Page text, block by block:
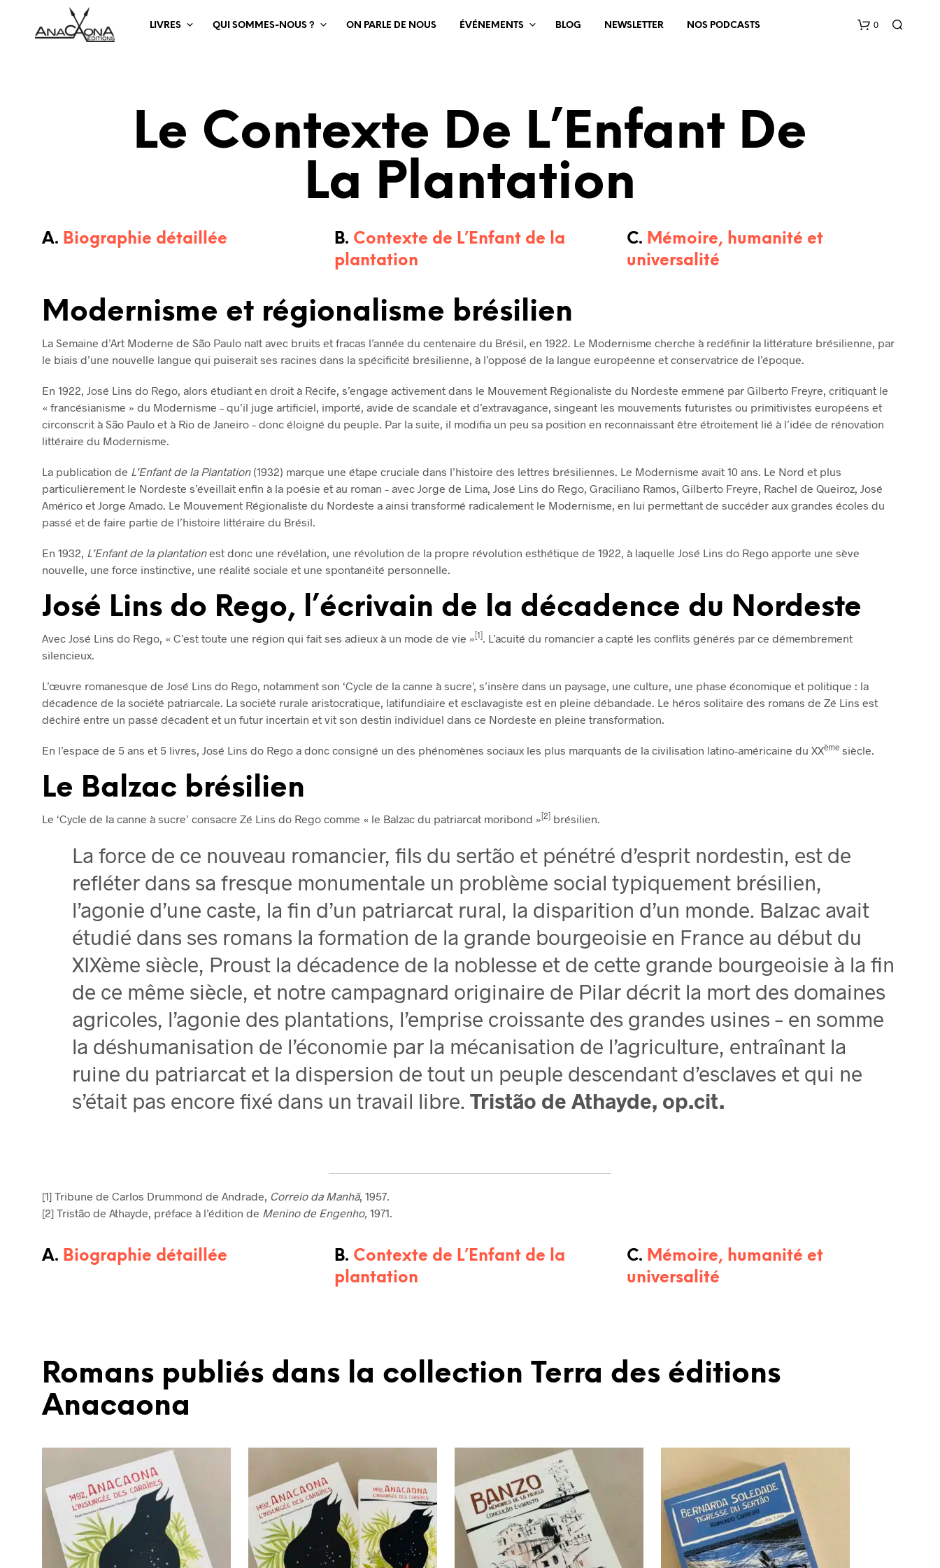
LIVRES QUI SOMMES-NOUS ? ON PARLE DE NOUS ÉVÉNEMENTS BLOG NEWSLETTER NOS PODCASTS 0
Le Contexte De L’Enfant De
La Plantation
A. Biographie détaillée B. Contexte de L’Enfant de la
plantation
C. Mémoire, humanité et
universalité
Modernisme et régionalisme brésilien
La Semaine d’Art Moderne de São Paulo naît avec bruits et fracas l’année du centenaire du Brésil, en 1922. Le Modernisme cherche à redéfinir la littérature brésilienne, par
le biais d’une nouvelle langue qui puiserait ses racines dans la spécificité brésilienne, à l’opposé de la langue européenne et conservatrice de l’époque.
En 1922, José Lins do Rego, alors étudiant en droit à Récife, s’engage activement dans le Mouvement Régionaliste du Nordeste emmené par Gilberto Freyre, critiquant le
« francésianisme » du Modernisme – qu’il juge artificiel, importé, avide de scandale et d’extravagance, singeant les mouvements futuristes ou primitivistes européens et
circonscrit à São Paulo et à Rio de Janeiro – donc éloigné du peuple. Par la suite, il modifia un peu sa position en reconnaissant être étroitement lié à l’idée de rénovation
littéraire du Modernisme.
La publication de L’Enfant de la Plantation(1932) marque une étape cruciale dans l’histoire des lettres brésiliennes. Le Modernisme avait 10 ans. Le Nord et plus
particulièrement le Nordeste s’éveillait enfin à la poésie et au roman – avec Jorge de Lima, José Lins do Rego, Graciliano Ramos, Gilberto Freyre, Rachel de Queiroz, José
Américo et Jorge Amado. Le Mouvement Régionaliste du Nordeste a ainsi transformé radicalement le Modernisme, en lui permettant de succéder aux grandes écoles du
passé et de faire partie de l’histoire littéraire du Brésil.
En 1932, L’Enfant de la plantationest donc une révélation, une révolution de la propre révolution esthétique de 1922, à laquelle José Lins do Rego apporte une sève
nouvelle, une force instinctive, une réalité sociale et une spontanéité personnelle.
José Lins do Rego, l’écrivain de la décadence du Nordeste
Avec José Lins do Rego, « C’est toute une région qui fait ses adieux à un mode de vie »[1]. L’acuité du romancier a capté les conflits générés par ce démembrement
silencieux.
L’œuvre romanesque de José Lins do Rego, notamment son ‘Cycle de la canne à sucre’, s’insère dans un paysage, une culture, une phase économique et politique : la
décadence de la société patriarcale. La société rurale aristocratique, latifundiaire et esclavagiste est en pleine débandade. Le héros solitaire des romans de Zé Lins est
déchiré entre un passé décadent et un futur incertain et vit son destin individuel dans ce Nordeste en pleine transformation.
En l’espace de 5 ans et 5 livres, José Lins do Rego a donc consigné un des phénomènes sociaux les plus marquants de la civilisation latino-américaine du XXème siècle.
Le Balzac brésilien
Le ‘Cycle de la canne à sucre’ consacre Zé Lins do Rego comme « le Balzac du patriarcat moribond »[2] brésilien.
La force de ce nouveau romancier, fils du sertão et pénétré d’esprit nordestin, est de
refléter dans sa fresque monumentale un problème social typiquement brésilien,
l’agonie d’une caste, la fin d’un patriarcat rural, la disparition d’un monde. Balzac avait
étudié dans ses romans la formation de la grande bourgeoisie en France au début du
XIXème siècle, Proust la décadence de la noblesse et de cette grande bourgeoisie à la fin
de ce même siècle, et notre campagnard originaire de Pilar décrit la mort des domaines
agricoles, l’agonie des plantations, l’emprise croissante des grandes usines – en somme
la déshumanisation de l’économie par la mécanisation de l’agriculture, entraînant la
ruine du patriarcat et la dispersion de tout un peuple descendant d’esclaves et qui ne
s’était pas encore fixé dans un travail libre. Tristão de Athayde, op.cit.
[1] Tribune de Carlos Drummond de Andrade, Correio da Manhã, 1957.
[2] Tristão de Athayde, préface à l’édition de Menino de Engenho, 1971.
A. Biographie détaillée B. Contexte de L’Enfant de la
plantation
C. Mémoire, humanité et
universalité
Romans publiés dans la collection Terra des éditions
Anacaona